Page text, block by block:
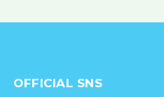
OFFICIAL SNS